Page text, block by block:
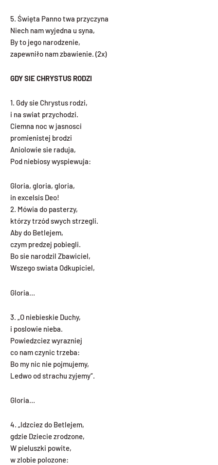
5. Święta Panno twa przyczyna
Niech nam wyjedna u syna,
By to jego narodzenie,
zapewniło nam zbawienie. (2x)
GDY SIE CHRYSTUS RODZI
1. Gdy sie Chrystus rodzi,
i na swiat przychodzi.
Ciemna noc w jasnosci
promienistej brodzi
Aniolowie sie raduja,
Pod niebiosy wyspiewuja:
Gloria, gloria, gloria,
in excelsis Deo!
2. Mówia do pasterzy,
którzy trzód swych strzegli.
Aby do Betlejem,
czym predzej pobiegli.
Bo sie narodzil Zbawiciel,
Wszego swiata Odkupiciel,
Gloria…
3. „O niebieskie Duchy,
i poslowie nieba.
Powiedzciez wyrazniej
co nam czynic trzeba:
Bo my nic nie pojmujemy,
Ledwo od strachu zyjemy“.
Gloria…
4. „Idzciez do Betlejem,
gdzie Dziecie zrodzone,
W pieluszki powite,
w zlobie polozone: